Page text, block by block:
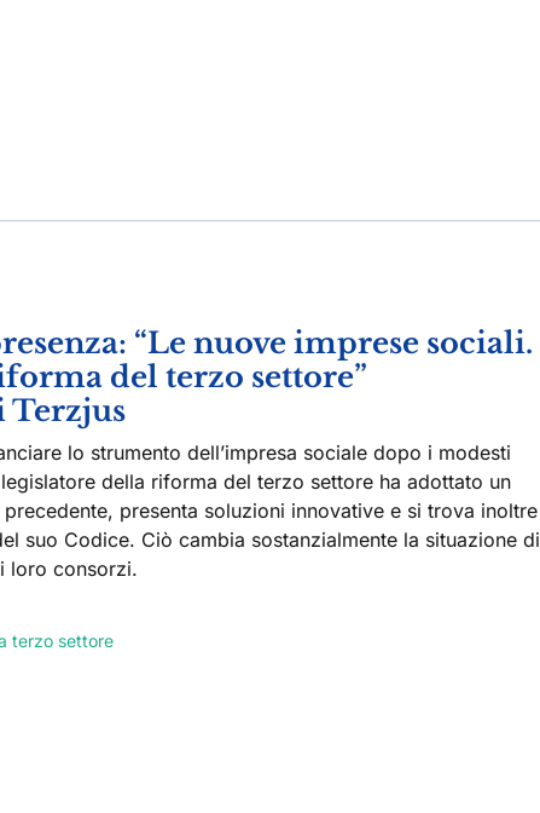
“Le nuove imprese sociali.
del terzo settore”
Terzjus
lo strumento dell’impresa sociale dopo i modesti
della riforma del terzo settore ha adottato un
presenta soluzioni innovative e si trova inoltre
suo Codice. Ciò cambia sostanzialmente la situazione di
loro consorzi.
terzo settore